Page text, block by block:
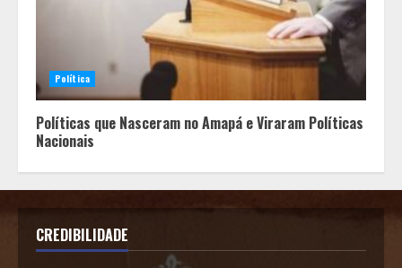
Política
Políticas que Nasceram no Amapá e Viraram Políticas
Nacionais
CREDIBILIDADE